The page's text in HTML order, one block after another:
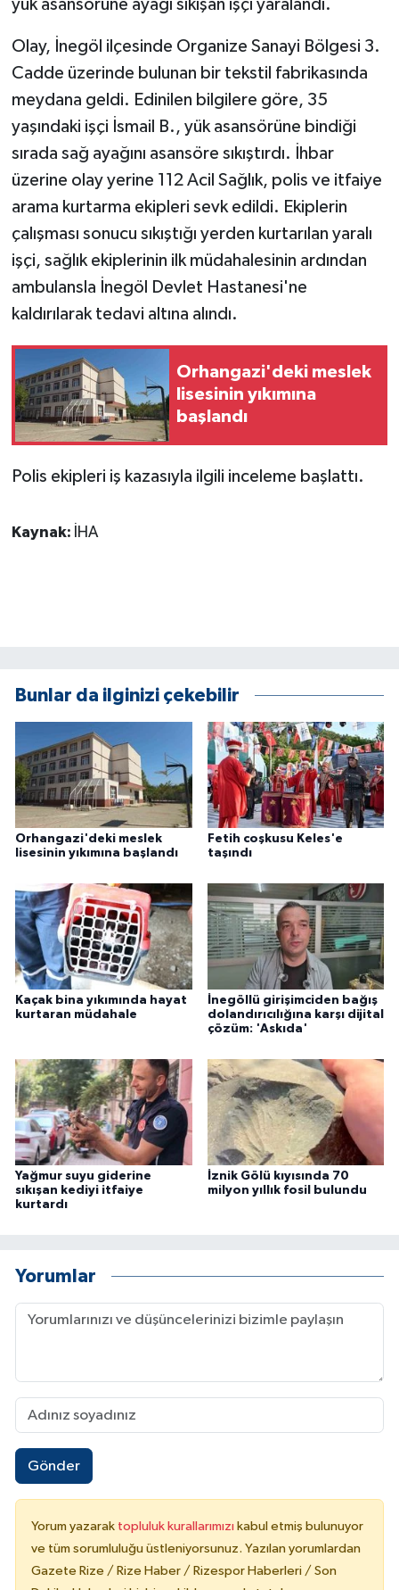
yük asansörüne ayağı sıkışan işçi yaralandı.
Olay, İnegöl ilçesinde Organize Sanayi Bölgesi 3.
Cadde üzerinde bulunan bir tekstil fabrikasında
meydana geldi. Edinilen bilgilere göre, 35
yaşındaki işçi İsmail B., yük asansörüne bindiği
sırada sağ ayağını asansöre sıkıştırdı. İhbar
üzerine olay yerine 112 Acil Sağlık, polis ve itfaiye
arama kurtarma ekipleri sevk edildi. Ekiplerin
çalışması sonucu sıkıştığı yerden kurtarılan yaralı
işçi, sağlık ekiplerinin ilk müdahalesinin ardından
ambulansla İnegöl Devlet Hastanesi'ne
kaldırılarak tedavi altına alındı.
Orhangazi'deki meslek
lisesinin yıkımına
başlandı
Polis ekipleri iş kazasıyla ilgili inceleme başlattı.
Kaynak: İHA
Bunlar da ilginizi çekebilir
Orhangazi'deki meslek
lisesinin yıkımına başlandı
Fetih coşkusu Keles'e
taşındı
Kaçak bina yıkımında hayat
kurtaran müdahale
İnegöllü girişimciden bağış
dolandırıcılığına karşı dijital
çözüm: 'Askıda'
Yağmur suyu giderine
sıkışan kediyi itfaiye
kurtardı
İznik Gölü kıyısında 70
milyon yıllık fosil bulundu
Yorumlar
Gönder
Yorum yazarak topluluk kurallarımızı kabul etmiş bulunuyor
ve tüm sorumluluğu üstleniyorsunuz. Yazılan yorumlardan
Gazete Rize / Rize Haber / Rizespor Haberleri / Son
GENEL
GÜNDEM
Güvenlik
İNSAN
İş Dünyası
Jandarma
Kadın
KÜLTÜR SANAT
MAGAZİN
Otomobil
POLİTİKA
Turizm
ÜLKE GÜNDEMİ
YAŞAM
YEREL
Yerel Haberler